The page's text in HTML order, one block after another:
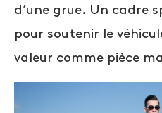
d’une grue. Un cadre
pour soutenir le
valeur comme pièce